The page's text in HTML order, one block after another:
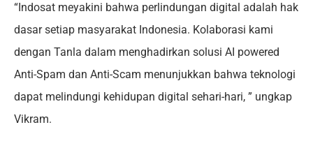
“Indosat meyakini bahwa perlindungan digital adalah hak
dasar setiap masyarakat Indonesia. Kolaborasi kami
dengan Tanla dalam menghadirkan solusi AI powered
Anti-Spam dan Anti-Scam menunjukkan bahwa teknologi
dapat melindungi kehidupan digital sehari-hari, ” ungkap
Vikram.